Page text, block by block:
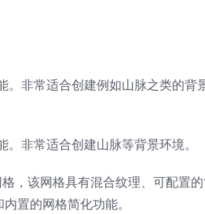
非常适合创建例如山脉之类的背
非常适合创建山脉等背景环境。
，该网格具有混合纹理、可配置
置的网格简化功能。